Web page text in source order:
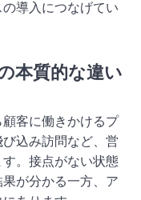
導入につなげてい
本質的な違い
客に働きかけるプ
込み訪問など、営
。接点がない状態
が分かる一方、ア